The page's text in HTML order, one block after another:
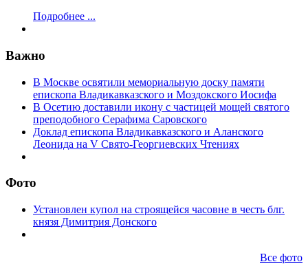
Подробнее ...
Важно
В Москве освятили мемориальную доску памяти
епископа Владикавказского и Моздокского Иосифа
В Осетию доставили икону с частицей мощей святого
преподобного Серафима Саровского
Доклад епископа Владикавказского и Аланского
Леонида на V Свято-Георгиевских Чтениях
Фото
Установлен купол на строящейся часовне в честь блг.
князя Димитрия Донского
Все фото